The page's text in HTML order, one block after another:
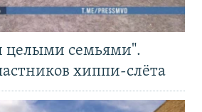
целыми семьями".
хиппи-слёта